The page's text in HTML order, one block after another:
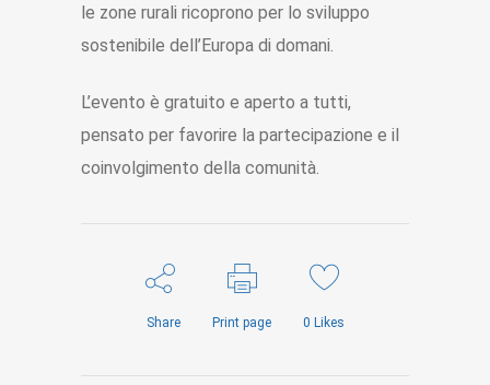
le zone rurali ricoprono per lo sviluppo
sostenibile dell’Europa di domani.
L’evento è gratuito e aperto a tutti,
pensato per favorire la partecipazione e il
coinvolgimento della comunità.
Share Print page 0 Likes